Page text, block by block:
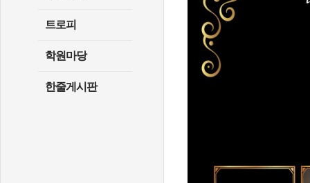
트로피
학원마당
한줄게시판